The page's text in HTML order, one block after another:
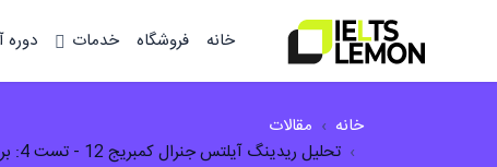
خانه فروشگاه خدمات دوره
خانه
مقالات
تحلیل ریدینگ آیلتس جنرال کمبریج 12 - تست 4: بررسی سوالات، نکات کلیدی و استراتژی‌...